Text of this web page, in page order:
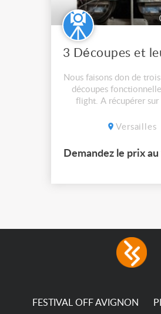
Nous faisons don de
découpes
flight. A récupérer sur
Versailles
Demandez le prix
FESTIVAL OFF AVIGNON